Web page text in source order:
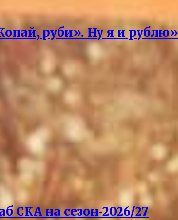
руби». Ну я и рублю»
СКА на сезон‑2026/27